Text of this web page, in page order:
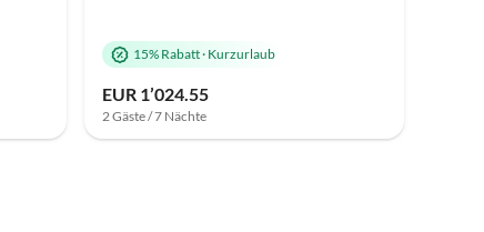
15% Rabatt· Kurzurlaub
EUR 1’024.55
2 Gäste / 7 Nächte